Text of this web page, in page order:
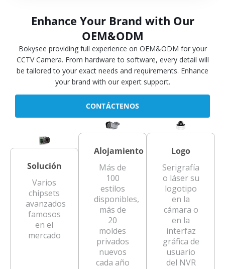
Enhance Your Brand with Our
OEM&ODM
Bokysee providing full experience on OEM&ODM for your
CCTV Camera. From hardware to software, every detail will
be tailored to your exact needs and requirements. Enhance
your brand with our expert support.
CONTÁCTENOS
Solución
Varios
chipsets
avanzados
famosos
en el
mercado
Alojamiento
Más de
100
estilos
disponibles,
más de
20
moldes
privados
nuevos
cada año
Logo
Serigrafía
o láser su
logotipo
en la
cámara o
en la
interfaz
gráfica de
usuario
del NVR